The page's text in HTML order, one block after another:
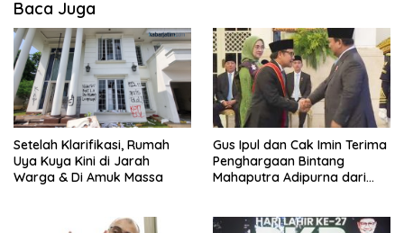
Baca Juga
Setelah Klarifikasi, Rumah
Uya Kuya Kini di Jarah
Warga & Di Amuk Massa
Gus Ipul dan Cak Imin Terima
Penghargaan Bintang
Mahaputra Adipurna dari